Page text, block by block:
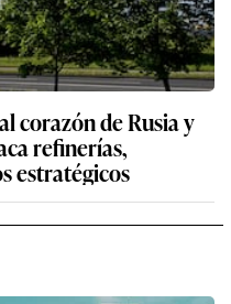
corazón de Rusia y
refinerías,
estratégicos